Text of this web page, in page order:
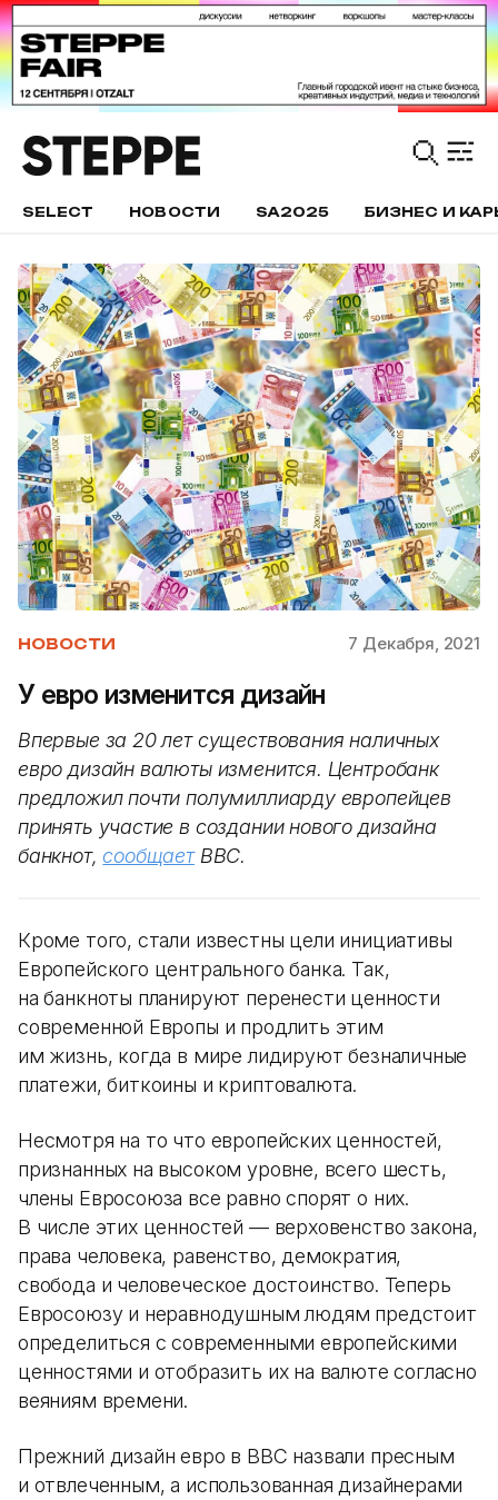
SELECT НОВОСТИ SA2025 БИЗНЕС И
НОВОСТИ 7 Декабря, 2021
У евро изменится дизайн
Впервые за 20 лет существования наличных
евро дизайн валюты изменится. Центробанк
предложил почти полумиллиарду европейцев
принять участие в создании нового дизайна
банкнот,сообщаетВВС.
Кроме того, стали известны цели инициативы
Европейского центрального банка. Так,
на банкноты планируют перенести ценности
современной Европы и продлить этим
им жизнь, когда в мире лидируют безналичные
платежи, биткоины и криптовалюта.
Несмотря на то что европейских ценностей,
признанных на высоком уровне, всего шесть,
члены Евросоюза все равно спорят о них.
В числе этих ценностей — верховенство закона,
права человека, равенство, демократия,
свобода и человеческое достоинство. Теперь
Евросоюзу и неравнодушным людям предстоит
определиться с современными европейскими
ценностями и отобразить их на валюте согласно
веяниям времени.
Прежний дизайн евро в ВВС назвали пресным
и отвлеченным, а использованная дизайнерами